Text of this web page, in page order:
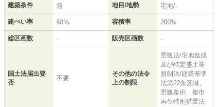
建築条件 無 地目/地勢 宅地/-
建ぺい率 60% 容積率 200%
総区画数 - 販売区画数 -
国土法届出要
否
不要
その他の法令
上の制限
景観法/宅地造成
及び特定盛土等
規制法/建築基準
法第22条区域、
景観条例、都市
再生特別措置法